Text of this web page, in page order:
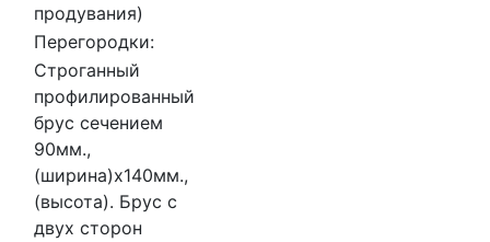
продувания)
Перегородки:
Строганный
профилированный
брус сечением
90мм.,
(ширина)x140мм.,
(высота). Брус с
двух сторон